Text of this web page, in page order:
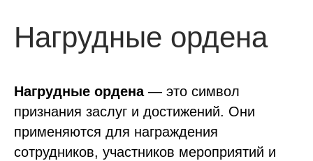
Нагрудные ордена
Нагрудные ордена— это символ
признания заслуг и достижений. Они
применяются для награждения
сотрудников, участников мероприятий и